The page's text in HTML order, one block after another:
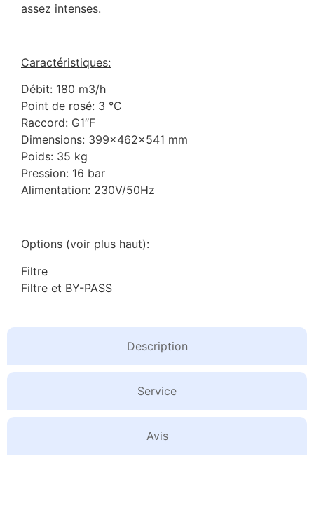
Description
Service
Avis
assez intenses.
Caractéristiques:
Débit: 180 m3/h
Point de rosé: 3 °C
Raccord: G1″F
Dimensions: 399x462x541 mm
Poids: 35 kg
Pression: 16 bar
Alimentation: 230V/50Hz
Options (voir plus haut):
Filtre
Filtre et BY-PASS